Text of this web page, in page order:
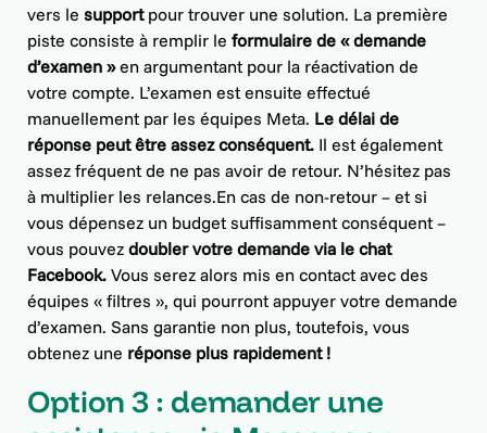
vers lesupportpour trouver une solution. La première
piste consiste à remplir le formulaire de « demande
d’examen »en argumentant pour la réactivation de
votre compte. L’examen est ensuite effectué
manuellement par les équipes Meta. Le délai de
réponse peut être assez conséquent. Il est également
assez fréquent de ne pas avoir de retour. N’hésitez pas
à multiplier les relances.En cas de non-retour – et si
vous dépensez un budget suffisamment conséquent –
vous pouvezdoubler votre demande via le chat
Facebook.Vous serez alors mis en contact avec des
équipes « filtres », qui pourront appuyer votre demande
d’examen. Sans garantie non plus, toutefois, vous
obtenez une réponse plus rapidement !
Option 3 : demander une